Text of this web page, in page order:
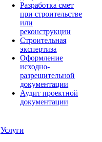
Разработка смет
при строительстве
или
реконструкции
Строительная
экспертиза
Оформление
исходно-
разрешительной
документации
Аудит проектной
документации
Услуги